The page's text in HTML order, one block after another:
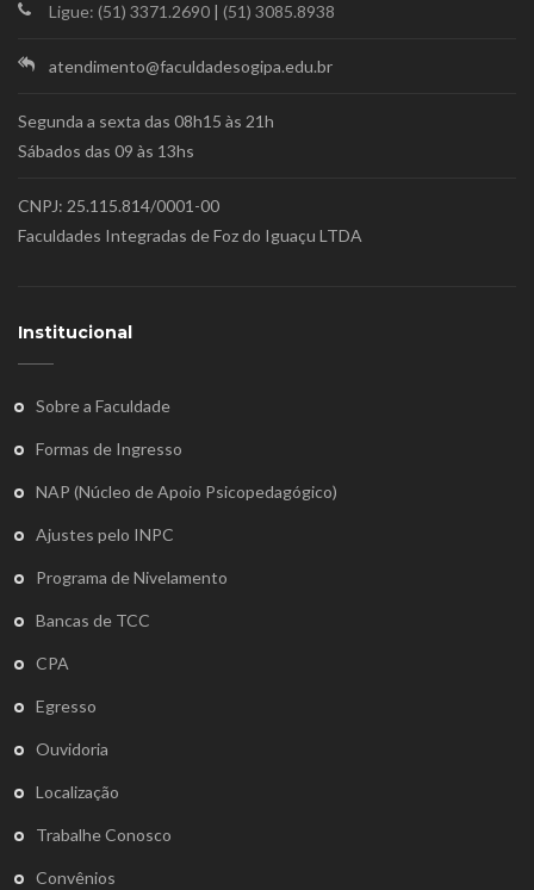
Ligue: (51) 3371.2690 | (51) 3085.8938
atendimento@faculdadesogipa.edu.br
Segunda a sexta das 08h15 às 21h
Sábados das 09 às 13hs
CNPJ: 25.115.814/0001-00
Faculdades Integradas de Foz do Iguaçu LTDA
Institucional
Sobre a Faculdade
Formas de Ingresso
NAP (Núcleo de Apoio Psicopedagógico)
Ajustes pelo INPC
Programa de Nivelamento
Bancas de TCC
CPA
Egresso
Ouvidoria
Localização
Trabalhe Conosco
Convênios